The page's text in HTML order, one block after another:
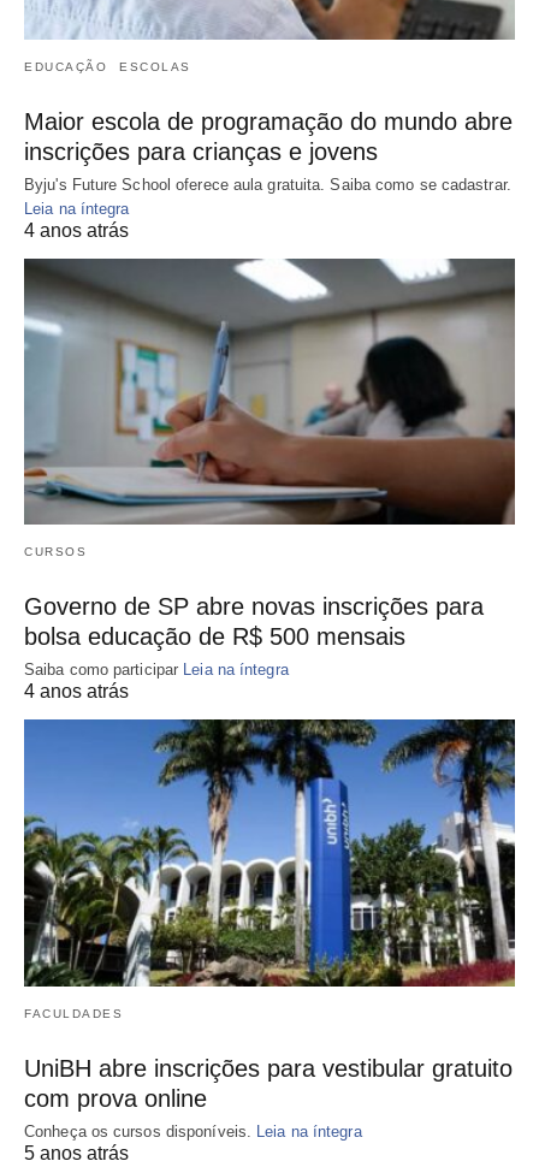
EDUCAÇÃO ESCOLAS
Maior escola de programação do mundo abre
inscrições para crianças e jovens
Byju's Future School oferece aula gratuita. Saiba como se cadastrar.
Leia na íntegra
4 anos atrás
CURSOS
Governo de SP abre novas inscrições para
bolsa educação de R$ 500 mensais
Saiba como participar Leia na íntegra
4 anos atrás
FACULDADES
UniBH abre inscrições para vestibular gratuito
com prova online
Conheça os cursos disponíveis. Leia na íntegra
5 anos atrás